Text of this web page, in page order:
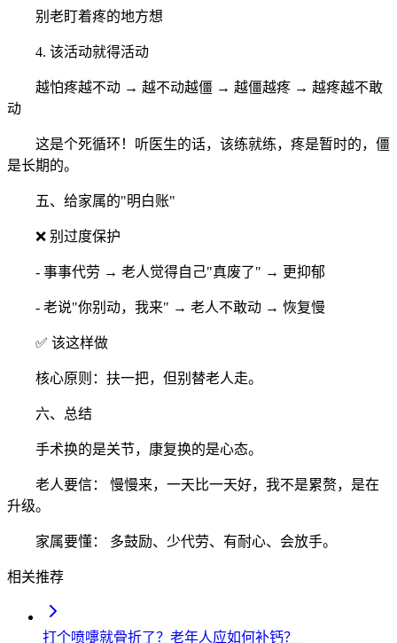
别老盯着疼的地方想
4. 该活动就得活动
越怕疼越不动 → 越不动越僵 → 越僵越疼 → 越疼越不敢
动
这是个死循环！听医生的话，该练就练，疼是暂时的，僵
是长期的。
五、给家属的"明白账"
❌ 别过度保护
- 事事代劳 → 老人觉得自己"真废了" → 更抑郁
- 老说"你别动，我来" → 老人不敢动 → 恢复慢
✅ 该这样做
核心原则：扶一把，但别替老人走。
六、总结
手术换的是关节，康复换的是心态。
老人要信： 慢慢来，一天比一天好，我不是累赘，是在
升级。
家属要懂： 多鼓励、少代劳、有耐心、会放手。
相关推荐
打个喷嚏就骨折了？老年人应如何补钙？